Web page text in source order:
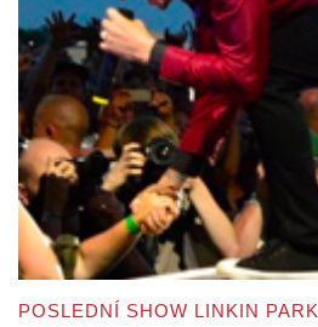
POSLEDNÍ SHOW LINKIN PARK